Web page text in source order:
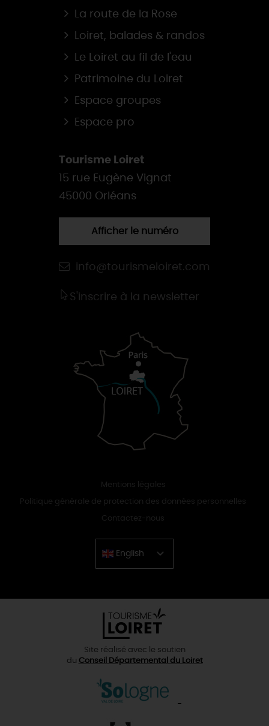
La route de la Rose
Loiret, balades & randos
Le Loiret au fil de l'eau
Patrimoine du Loiret
Espace groupes
Espace pro
Tourisme Loiret
15 rue Eugène Vignat
45000 Orléans
Afficher le numéro
info@tourismeloiret.com
S'inscrire à la newsletter
Mentions légales
Politique générale de protection des données personnelles
Contactez-nous
English
Chinese
Site réalisé avec le soutien
du Conseil Départemental du Loiret